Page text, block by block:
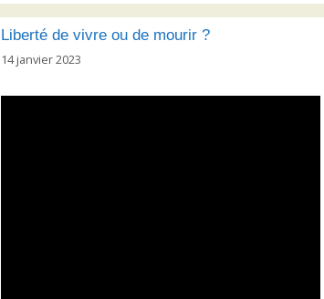
Liberté de vivre ou de mourir ?
14 janvier 2023